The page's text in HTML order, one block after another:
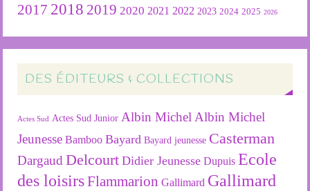
2017 2018 2019 2020 2021 2022 2023 2024 2025 2026
DES ÉDITEURS & COLLECTIONS
Actes Sud Actes Sud Junior Albin Michel Albin Michel
Jeunesse Bamboo Bayard Bayard jeunesse Casterman
Dargaud Delcourt Didier Jeunesse Dupuis Ecole
des loisirsFlammarion Gallimard Gallimard